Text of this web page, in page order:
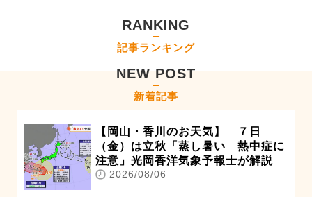
RANKING
記事ランキング
NEW POST
新着記事
【岡山・香川のお天気】 ７日
（金）は立秋「蒸し暑い 熱中症に
注意」光岡香洋気象予報士が解説
2026/08/06